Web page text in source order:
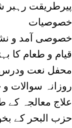
پیرطریقت
خصوصیات
1⃣ خصوصی آمد و
2⃣ قیام و طعام کا
3⃣ محفل نعت
4⃣ روزانہ
5⃣ علاج معالجہ کے
6⃣ حزب البحر کے